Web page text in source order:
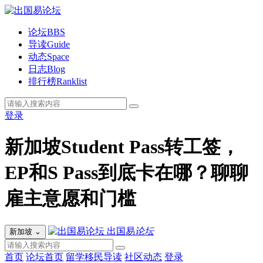
论坛BBS
导读Guide
动态Space
日志Blog
排行榜Ranklist
登录
新加坡Student Pass转工签，
EP和S Pass到底卡在哪？聊聊
雇主意愿和门槛
新加坡 ⌄ 出国易论坛
首页 论坛首页 留学移民导读 社区动态 登录